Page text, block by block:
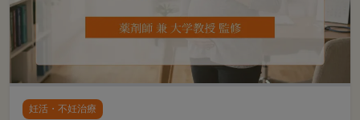
妊活・不妊治療